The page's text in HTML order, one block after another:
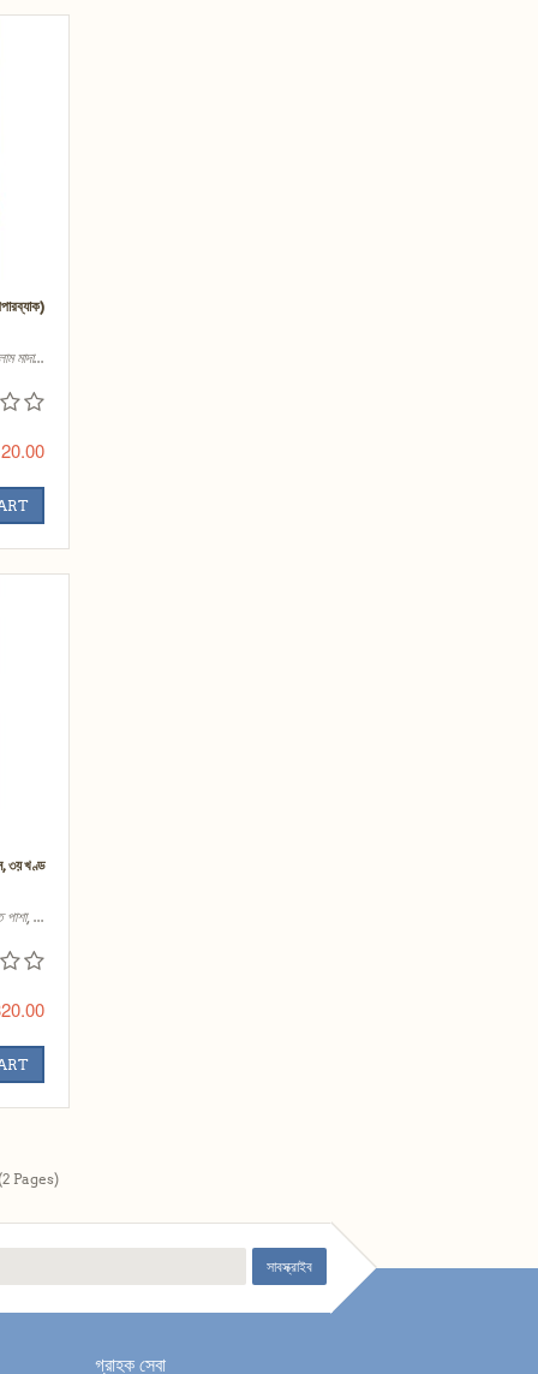
মাদা...
৩য় খণ্ড
পাশা, ...
Pages)
সাবস্ক্রাইব
গ্রাহক সেবা